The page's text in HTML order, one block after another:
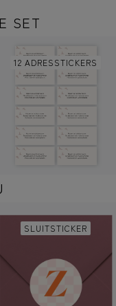
SET
12 ADRESSTICKERS
SLUITSTICKER